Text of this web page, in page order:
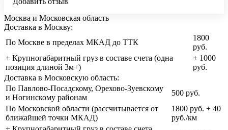
Москва и Московская область
Доставка в Москву:
По Москве в пределах МКАД до ТТК
1800
руб.
+ Крупногабаритный груз в составе счета (одна
позиция длиной 3м+)
+ 1000
руб.
Доставка в Московскую область:
По Павлово-Посадскому, Орехово-Зуевскому
и Ногинскому районам
500 руб.
По Московской области (рассчитывается от
ближайшей точки МКАД)
1800 руб. + 40
руб./км